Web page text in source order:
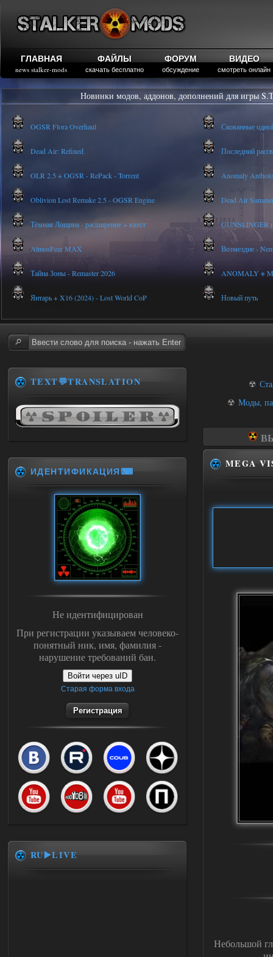
ГЛАВНАЯ
news stalker-mods
ФАЙЛЫ
скачать бесплатно
ФОРУМ
обсуждение
ВИДЕО
смотреть онлайн
Новинки модов, аддонов, дополнений для игры
OGSR Flora Overhaul Скованные
Dead Air: Refined Последний
OLR 2.5 + OGSR - RePack - Torrent Anomaly
Oblivion Lost Remake 2.5 - OGSR Engine Dead Air
Тёмная Лощина - расширение + квест GUNSLINGER
AtmosFear MAX Возмездие -
Тайна Зоны - Remaster 2026 ANOMALY ※
Янтарь + X16 (2024) - Lost World CoP Новый путь
☢
☢ Моды,
MEGA
Небольшой
TEXT💬TRANSLATION
ИДЕНТИФИКАЦИЯ⌨
Не идентифицирован
При регистрации указываем человеко-
понятный ник, имя, фамилия -
нарушение требований бан.
Войти через uID
Старая форма входа
Регистрация
RU▶️LIVE